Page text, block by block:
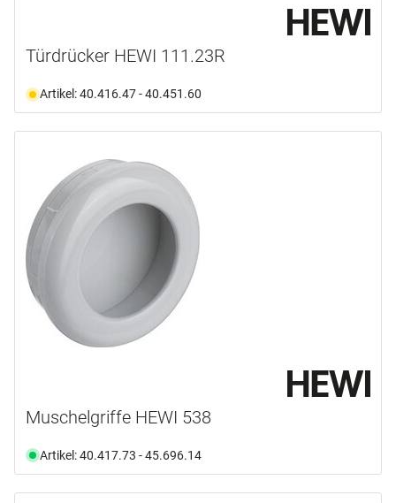
Türdrücker HEWI 111.23R
Artikel: 40.416.47 - 40.451.60
Muschelgriffe HEWI 538
Artikel: 40.417.73 - 45.696.14